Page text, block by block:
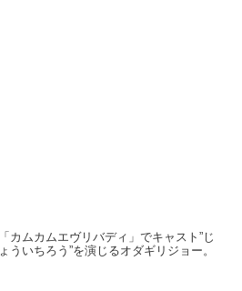
「カムカムエヴリバディ」でキャスト”じ
ょういちろう”を演じるオダギリジョー。